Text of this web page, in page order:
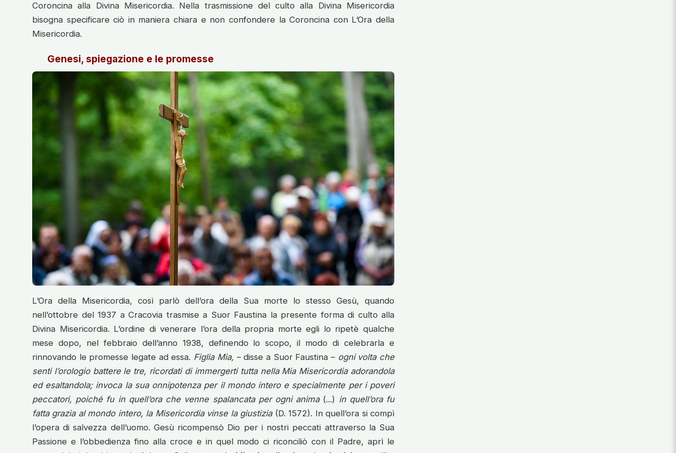
Coroncina alla Divina Misericordia. Nella trasmissione del culto alla Divina Misericordia
bisogna specificare ciò in maniera chiara e non confondere la Coroncina con L’Ora della
Misericordia.
Genesi, spiegazione e le promesse
L’Ora della Misericordia, così parlò dell’ora della Sua morte lo stesso Gesù, quando
nell’ottobre del 1937 a Cracovia trasmise a Suor Faustina la presente forma di culto alla
Divina Misericordia. L’ordine di venerare l’ora della propria morte egli lo ripetè qualche
mese dopo, nel febbraio dell’anno 1938, definendo lo scopo, il modo di celebrarla e
rinnovando le promesse legate ad essa. Figlia Mia, – disse a Suor Faustina – ogni volta che
senti l’orologio battere le tre, ricordati di immergerti tutta nella Mia Misericordia adorandola
ed esaltandola; invoca la sua onnipotenza per il mondo intero e specialmente per i poveri
peccatori, poiché fu in quell’ora che venne spalancata per ogni anima(...) in quell’ora fu
fatta grazia al mondo intero, la Misericordia vinse la giustizia(D. 1572). In quell’ora si compì
l’opera di salvezza dell’uomo. Gesù ricompensò Dio per i nostri peccati attraverso la Sua
Passione e l’obbedienza fino alla croce e in quel modo ci riconciliò con il Padre, aprì le